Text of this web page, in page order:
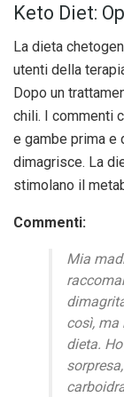
Keto Diet:
La dieta
utenti della
Dopo un
chili. I commenti
e gambe prima e
dimagrisce. La
stimolano il
Commenti:
Mia
così, ma
dieta.